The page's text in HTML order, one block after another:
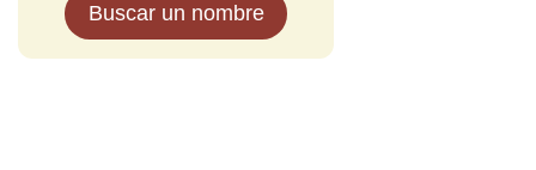
Buscar un nombre